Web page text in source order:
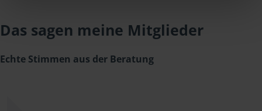
Das sagen meine Mitglieder
Echte Stimmen aus der Beratung